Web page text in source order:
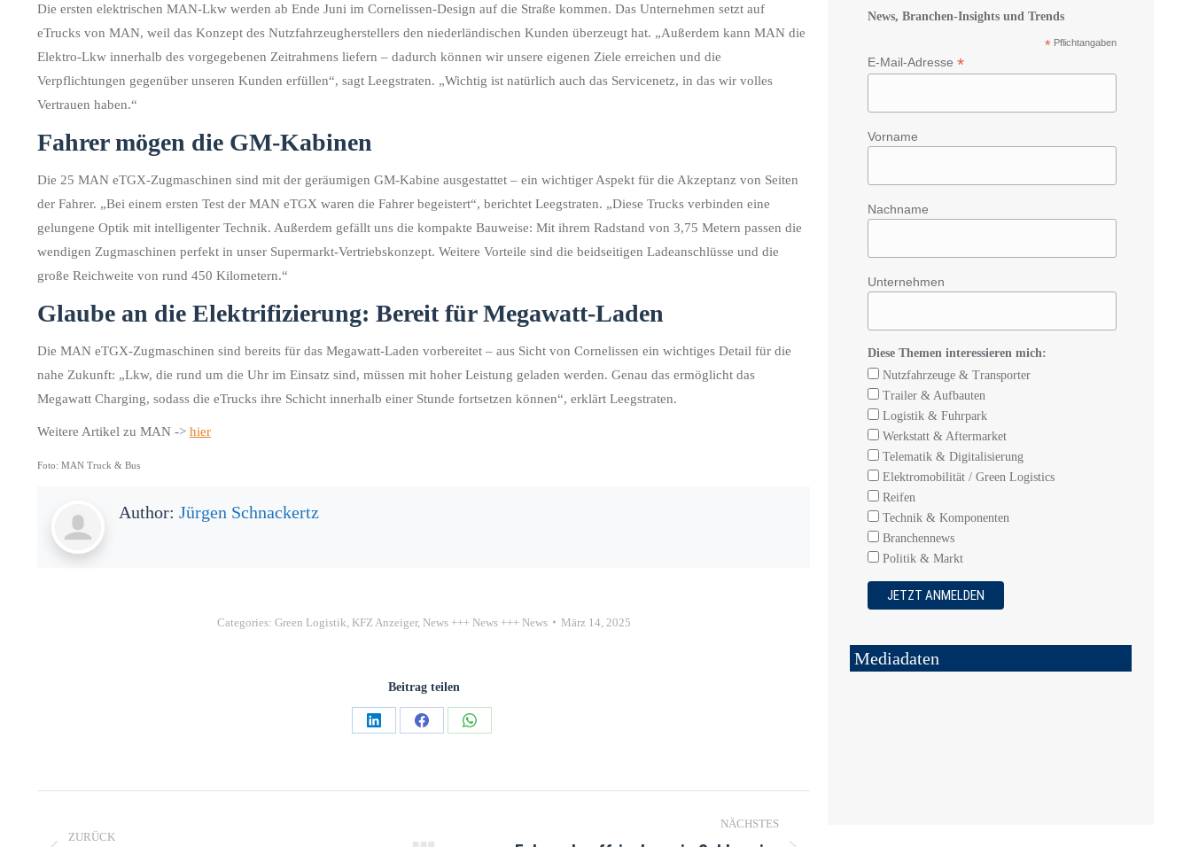
Die ersten elektrischen MAN-Lkw werden ab Ende Juni im Cornelissen-Design auf die Straße kommen. Das Unternehmen setzt auf
eTrucks von MAN, weil das Konzept des Nutzfahrzeugherstellers den niederländischen Kunden überzeugt hat. „Außerdem kann MAN die
Elektro-Lkw innerhalb des vorgegebenen Zeitrahmens liefern – dadurch können wir unsere eigenen Ziele erreichen und die
Verpflichtungen gegenüber unseren Kunden erfüllen“, sagt Leegstraten. „Wichtig ist natürlich auch das Servicenetz, in das wir volles
Vertrauen haben.“
Fahrer mögen die GM-Kabinen
Die 25 MAN eTGX-Zugmaschinen sind mit der geräumigen GM-Kabine ausgestattet – ein wichtiger Aspekt für die Akzeptanz von Seiten
der Fahrer. „Bei einem ersten Test der MAN eTGX waren die Fahrer begeistert“, berichtet Leegstraten. „Diese Trucks verbinden eine
gelungene Optik mit intelligenter Technik. Außerdem gefällt uns die kompakte Bauweise: Mit ihrem Radstand von 3,75 Metern passen die
wendigen Zugmaschinen perfekt in unser Supermarkt-Vertriebskonzept. Weitere Vorteile sind die beidseitigen Ladeanschlüsse und die
große Reichweite von rund 450 Kilometern.“
Glaube an die Elektrifizierung: Bereit für Megawatt-Laden
Die MAN eTGX-Zugmaschinen sind bereits für das Megawatt-Laden vorbereitet – aus Sicht von Cornelissen ein wichtiges Detail für die
nahe Zukunft: „Lkw, die rund um die Uhr im Einsatz sind, müssen mit hoher Leistung geladen werden. Genau das ermöglicht das
Megawatt Charging, sodass die eTrucks ihre Schicht innerhalb einer Stunde fortsetzen können“, erklärt Leegstraten.
Weitere Artikel zu MAN -> hier
Foto: MAN Truck & Bus
Author: Jürgen Schnackertz
Categories: Green Logistik KFZ Anzeiger, News +++ News +++ News März 14, 2025
Beitrag teilen
ZURÜCK
NÄCHSTES
News, Branchen-Insights und Trends
* Pflichtangaben
E-Mail-Adresse *
Vorname
Nachname
Unternehmen
Diese Themen interessieren mich:
Nutzfahrzeuge & Transporter
Trailer & Aufbauten
Logistik & Fuhrpark
Werkstatt & Aftermarket
Telematik & Digitalisierung
Elektromobilität / Green Logistics
Reifen
Technik & Komponenten
Branchennews
Politik & Markt
Mediadaten